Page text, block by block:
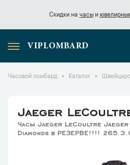
Скидки на часыи
Скидки начасы
VIPLOMBARD
Часовой ломбард Каталог
Jaeger
Часы Jaeger LeCoultre
Diamonds в РЕЗЕРВЕ!!!!